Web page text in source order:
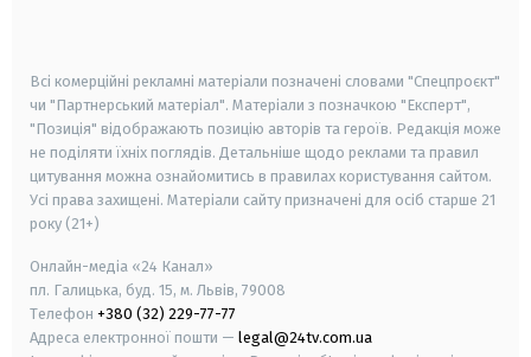
Всі комерційні рекламні матеріали позначені словами "Спецпроєкт"
чи "Партнерський матеріал". Матеріали з позначкою "Експерт",
"Позиція" відображають позицію авторів та героїв. Редакція може
не поділяти їхніх поглядів. Детальніше щодо реклами та правил
цитування можна ознайомитись в правилах користування сайтом.
Усі права захищені. Матеріали сайту призначені для осіб старше 21
року (21+)
Онлайн-медіа «24 Канал»
пл. Галицька, буд. 15, м. Львів, 79008
Телефон +380 (32) 229-77-77
Адреса електронної пошти — legal@24tv.com.ua